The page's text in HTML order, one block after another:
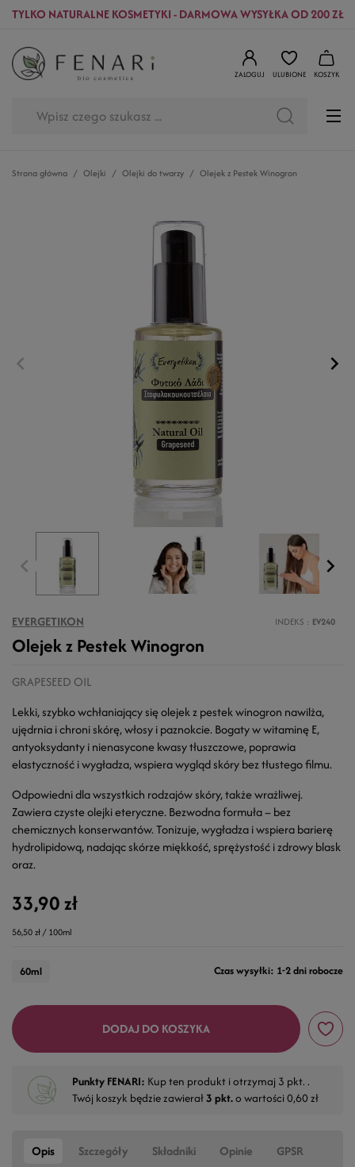
TYLKO NATURALNE KOSMETYKI - DARMOWA WYSYŁKA OD 200 ZŁ
ZALOGUJ ULUBIONE KOSZYK
Strona główna Olejki Olejki do twarzy Olejek z Pestek Winogron
EVERGETIKON INDEKS EV240
Olejek z Pestek Winogron
GRAPESEED OIL
Lekki, szybko wchłaniający się olejek z pestek winogron nawilża,
ujędrnia i chroni skórę, włosy i paznokcie. Bogaty w witaminę E,
antyoksydanty i nienasycone kwasy tłuszczowe, poprawia
elastyczność i wygładza, wspiera wygląd skóry bez tłustego filmu.
Odpowiedni dla wszystkich rodzajów skóry, także wrażliwej.
Zawiera czyste olejki eteryczne. Bezwodna formuła – bez
chemicznych konserwantów. Tonizuje, wygładza i wspiera barierę
hydrolipidową, nadając skórze miękkość, sprężystość i zdrowy blask
oraz.
33,90 zł
56,50 zł / 100ml
Czas wysyłki: 1-2 dni robocze
60ml
DODAJ DO KOSZYKA
Punkty FENARI: Kup ten produkt i otrzymaj 3 pkt. .
Twój koszyk będzie zawierał3 pkt.o wartości 0,60 zł
Opis Szczegóły Składniki Opinie GPSR